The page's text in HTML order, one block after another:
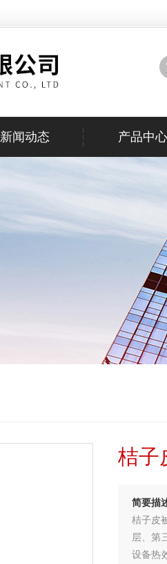
新闻动态 产品中心
桔子
简要描
桔子皮
层、第
设备热